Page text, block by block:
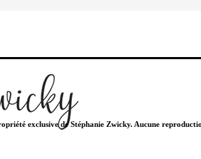
exclusive de Stéphanie Zwicky. Aucune